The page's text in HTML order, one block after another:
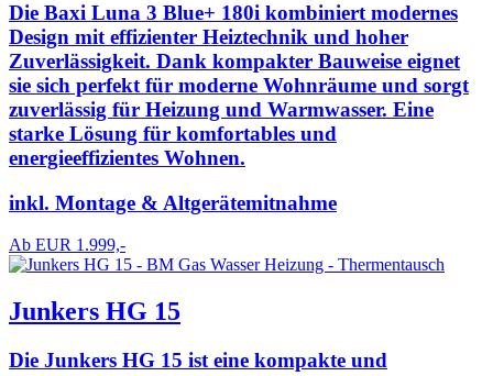
Die Baxi Luna 3 Blue+ 180i kombiniert modernes
Design mit effizienter Heiztechnik und hoher
Zuverlässigkeit. Dank kompakter Bauweise eignet
sie sich perfekt für moderne Wohnräume und sorgt
zuverlässig für Heizung und Warmwasser. Eine
starke Lösung für komfortables und
energieeffizientes Wohnen.
inkl. Montage & Altgerätemitnahme
Ab EUR 1.999,-
Junkers HG 15
Die Junkers HG 15 ist eine kompakte und